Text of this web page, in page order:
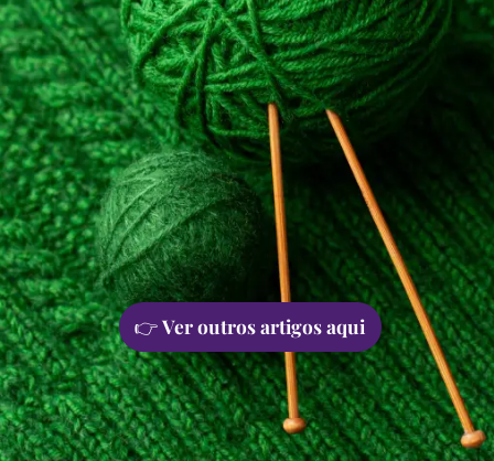
👉Ver outros artigos aqui